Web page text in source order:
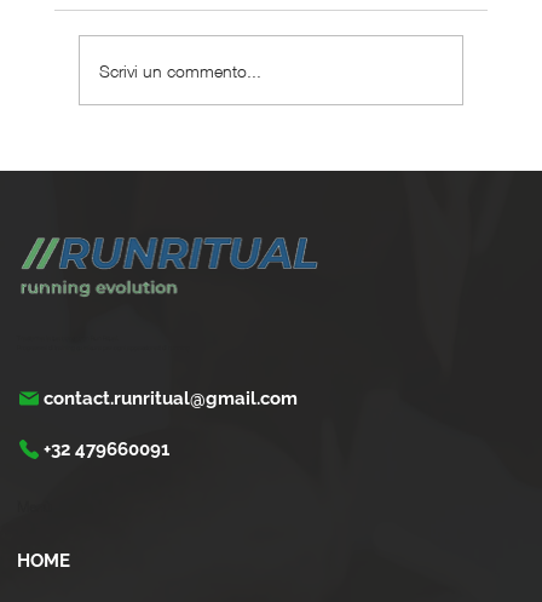
Scrivi un commento...
contact.runritual@gmail.com
+32 479660091
HOME